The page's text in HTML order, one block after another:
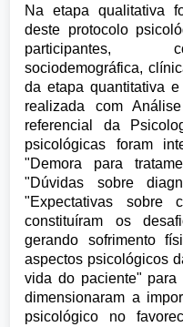
Na etapa qualitativa
deste protocolo
participantes,
sociodemográfica,
da etapa quantitativa
realizada com
referencial da
psicológicas foram
"Demora para
"Dúvidas sobre
"Expectativas sobre
constituíram os
gerando sofrimento
aspectos psicológicos
vida do paciente" para
dimensionaram a
psicológico no